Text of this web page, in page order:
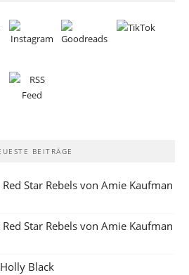
BEITRÄGE
Star Rebels von Amie Kaufman
Star Rebels von Amie Kaufman
Black